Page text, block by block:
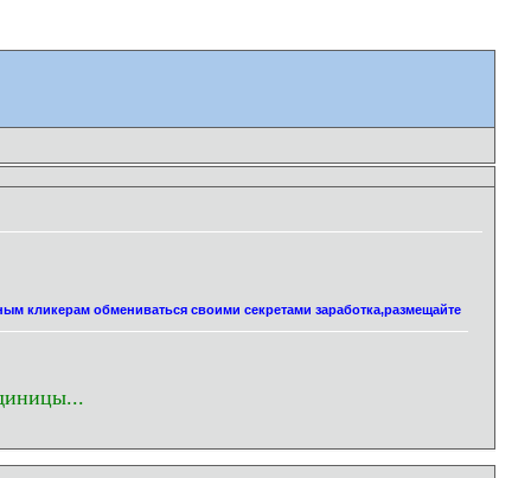
кликерам обмениваться своими секретами заработка,размещайте